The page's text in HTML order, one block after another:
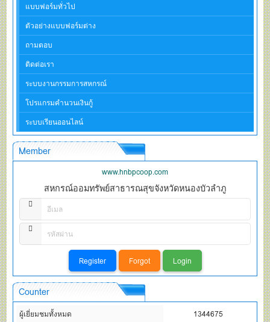
แบบฟอร์มทั่วไป
ตัวอย่างแบบฟอร์มต่าง
ถามตอบ
ติดต่อเรา
ระบบงานกรรมการสหกรณ์
โปรแกรมคำนวนเงินกู้
ระบบเรียนออนไลน์
Member
www.hnbpcoop.com
สหกรณ์ออมทรัพย์สาธารณสุขจังหวัดหนองบัวลำภู
Counter
ผู้เยี่ยมชมทั้งหมด 1344675